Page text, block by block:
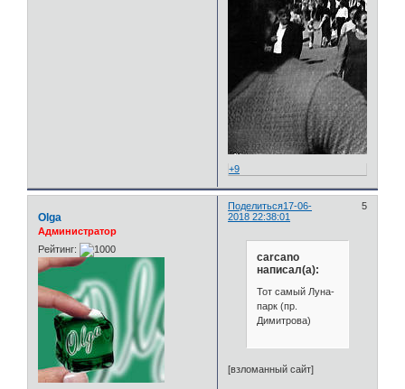
+9
Поделиться 5
17-06-
2018 22:38:01
Olga
Администратор
Рейтинг:
carcano
написал(а):
Тот самый Луна-
парк (пр.
Димитрова)
[взломанный сайт]